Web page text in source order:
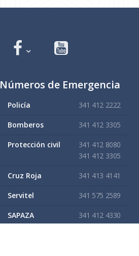
Números de Emergencia
Policía 341 412 2222
Bomberos 341 412 3305
Protección civil
341 412 8080
341 412 3305
Cruz Roja 341 413 4141
Servitel 341 575 2589
SAPAZA
341 412 4330
341 412 2983